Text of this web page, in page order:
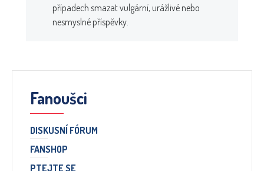
případech smazat vulgární, urážlivé nebo
nesmyslné příspěvky.
Fanoušci
DISKUSNÍ FÓRUM
FANSHOP
PTEJTE SE